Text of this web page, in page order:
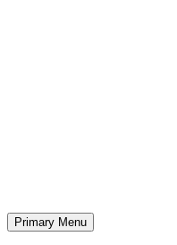
Primary Menu